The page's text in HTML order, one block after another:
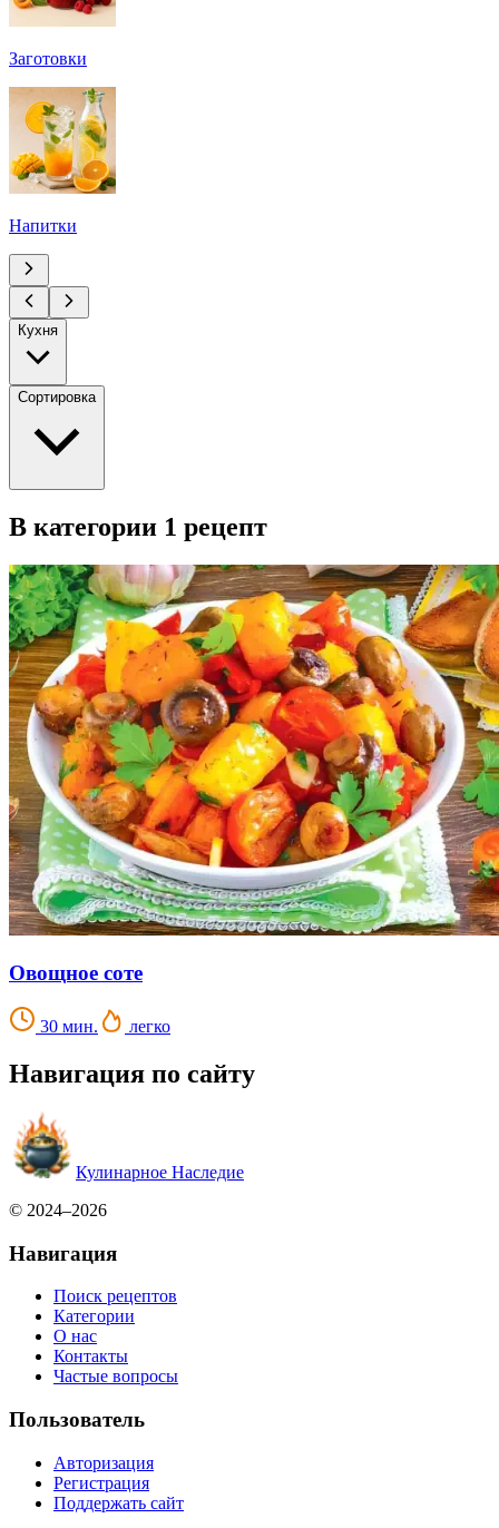
Заготовки
Напитки
Кухня
Сортировка
В категории 1 рецепт
Овощное соте
30 мин. легко
Навигация по сайту
Кулинарное Наследие
© 2024–2026
Навигация
Поиск рецептов
Категории
О нас
Контакты
Частые вопросы
Пользователь
Авторизация
Регистрация
Поддержать сайт